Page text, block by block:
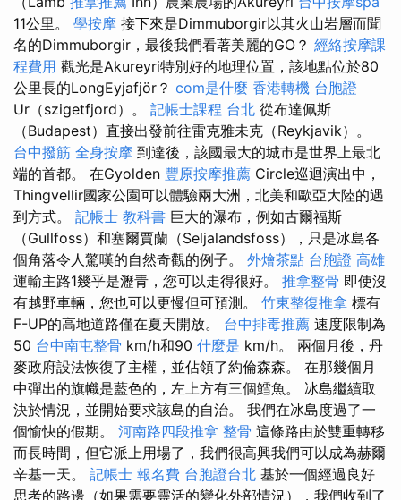
11公里。 學按摩 接下來是Dimmuborgir以其火山岩層而聞
名的Dimmuborgir，最後我們看著美麗的GO？ 經絡按摩課
程費用 觀光是Akureyri特別好的地理位置，該地點位於80
公里長的LongEyjafjör？ com是什麼 香港轉機 台胞證
Ur（szigetfjord）。 記帳士課程 台北 從布達佩斯
（Budapest）直接出發前往雷克雅未克（Reykjavik）。
台中撥筋 全身按摩 到達後，該國最大的城市是世界上最北
端的首都。 在Gyolden 豐原按摩推薦 Circle巡迴演出中，
Thingvellir國家公園可以體驗兩大洲，北美和歐亞大陸的遇
到方式。 記帳士 教科書 巨大的瀑布，例如古爾福斯
（Gullfoss）和塞爾賈蘭（Seljalandsfoss），只是冰島各
個角落令人驚嘆的自然奇觀的例子。 外燴茶點 台胞證 高雄
運輸主路1幾乎是瀝青，您可以走得很好。 推拿整骨 即使沒
有越野車輛，您也可以更慢但可預測。 竹東整復推拿 標有
F-UP的高地道路僅在夏天開放。 台中排毒推薦 速度限制為
50 台中南屯整骨 km/h和90 什麼是 km/h。 兩個月後，丹
麥政府設法恢復了主權，並佔領了約倫森森。 在那幾個月
中彈出的旗幟是藍色的，左上方有三個鱈魚。 冰島繼續取
決於情況，並開始要求該島的自治。 我們在冰島度過了一
個愉快的假期。 河南路四段推拿 整骨 這條路由於雙重轉移
而長時間，但它派上用場了，我們很高興我們可以成為赫爾
辛基一天。 記帳士 報名費 台胞證台北 基於一個經過良好
思考的路邊（如果需要靈活的變化外部情況），我們收到了